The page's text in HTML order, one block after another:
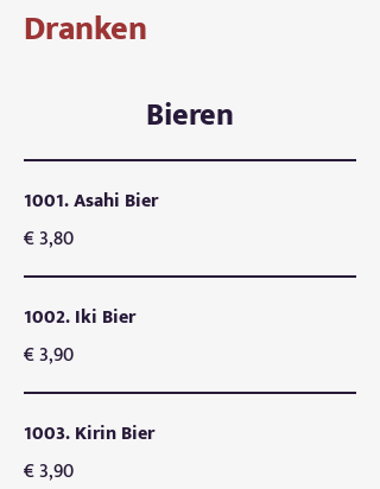
Dranken
Bieren
1001. Asahi Bier
€ 3,80
1002. Iki Bier
€ 3,90
1003. Kirin Bier
€ 3,90